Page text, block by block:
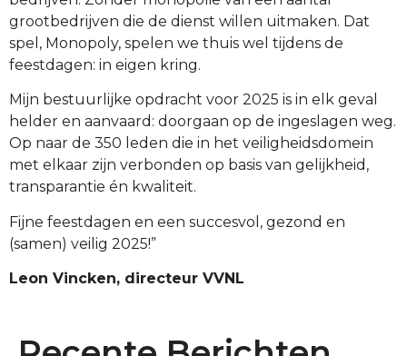
grootbedrijven die de dienst willen uitmaken. Dat
spel, Monopoly, spelen we thuis wel tijdens de
feestdagen: in eigen kring.
Mijn bestuurlijke opdracht voor 2025 is in elk geval
helder en aanvaard: doorgaan op de ingeslagen weg.
Op naar de 350 leden die in het veiligheidsdomein
met elkaar zijn verbonden op basis van gelijkheid,
transparantie én kwaliteit.
Fijne feestdagen en een succesvol, gezond en
(samen) veilig 2025!”
Leon Vincken, directeur VVNL